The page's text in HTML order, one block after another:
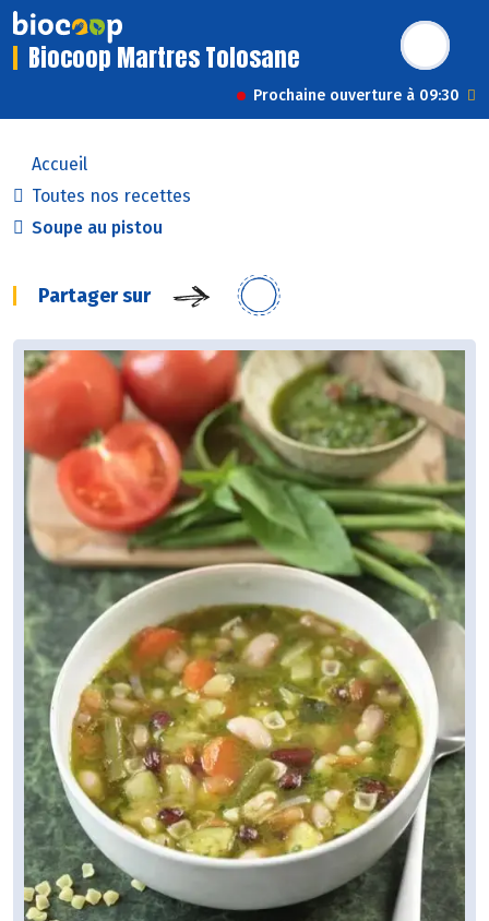
Biocoop Martres Tolosane
Prochaine ouverture à 09:30
Accueil
Toutes nos recettes
Soupe au pistou
Partager sur